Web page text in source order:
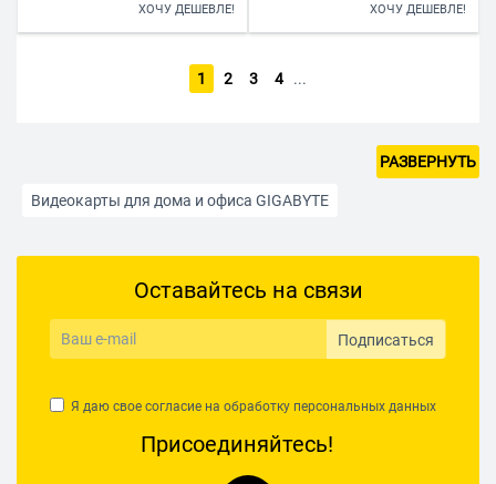
ХОЧУ ДЕШЕВЛЕ! ХОЧУ ДЕШЕВЛЕ!
1 2 3 4 ...
Видеокарты для дома и офиса GIGABYTE
Видеокарты с активной воздушной системой охлаждения
Видеокарты с типом видеопамяти GDDR6
РАЗВЕРНУТЬ
Оставайтесь на связи
Подписаться
Я даю свое согласие на обработку персональных данных
Присоединяйтесь!